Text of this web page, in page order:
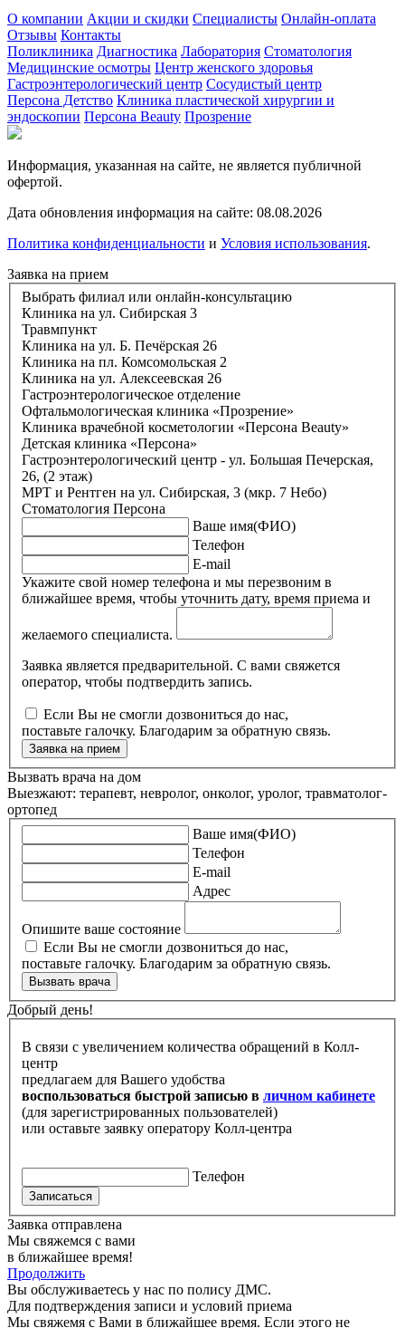
О компании Акции и скидки Специалисты Онлайн-оплата
Отзывы Контакты
Поликлиника Диагностика Лаборатория Стоматология
Медицинские осмотры Центр женского здоровья
Гастроэнтерологический центр Сосудистый центр
Персона Детство Клиника пластической хирургии и
эндоскопии Персона Beauty Прозрение
Информация, указанная на сайте, не является публичной
офертой.
Дата обновления информация на сайте: 08.08.2026
Политика конфиденциальности и Условия использования.
Заявка на прием
Выбрать филиал или онлайн-консультацию
Клиника на ул. Сибирская 3
Травмпункт
Клиника на ул. Б. Печёрская 26
Клиника на пл. Комсомольская 2
Клиника на ул. Алексеевская 26
Гастроэнтерологическое отделение
Офтальмологическая клиника «Прозрение»
Клиника врачебной косметологии «Персона Beauty»
Детская клиника «Персона»
Гастроэнтерологический центр - ул. Большая Печерская,
26, (2 этаж)
МРТ и Рентген на ул. Сибирская, 3 (мкр. 7 Небо)
Стоматология Персона
Ваше имя(ФИО)
Телефон
E-mail
Укажите свой номер телефона и мы перезвоним в
ближайшее время, чтобы уточнить дату, время приема и
желаемого специалиста.
Заявка является предварительной. С вами свяжется
оператор, чтобы подтвердить запись.
Если Вы не смогли дозвониться до нас,
поставьте галочку. Благодарим за обратную связь.
Заявка на прием
Вызвать врача на дом
Выезжают: терапевт, невролог, онколог, уролог, травматолог-
ортопед
Ваше имя(ФИО)
Телефон
E-mail
Адрес
Опишите ваше состояние
Если Вы не смогли дозвониться до нас,
поставьте галочку. Благодарим за обратную связь.
Вызвать врача
Добрый день!
В связи с увеличением количества обращений в Колл-
центр
предлагаем для Вашего удобства
воспользоваться быстрой записью в личном кабинете
(для зарегистрированных пользователей)
или оставьте заявку оператору Колл-центра
Телефон
Записаться
Заявка отправлена
Мы свяжемся с вами
в ближайшее время!
Продолжить
Вы обслуживаетесь у нас по полису ДМС.
Для подтверждения записи и условий приема
Мы свяжемя с Вами в ближайшее время. Если этого не